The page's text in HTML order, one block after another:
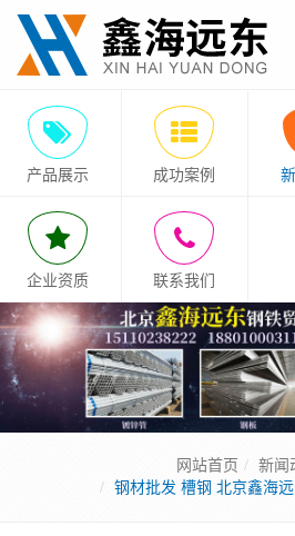
产品展示 成功案例
企业资质 联系我们
网站首页
新闻
钢材批发 槽钢 北京鑫海